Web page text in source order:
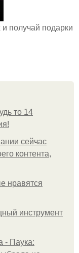
получай подарки
то 14
сейчас
контента,
нравятся
инструмент
- Паука: